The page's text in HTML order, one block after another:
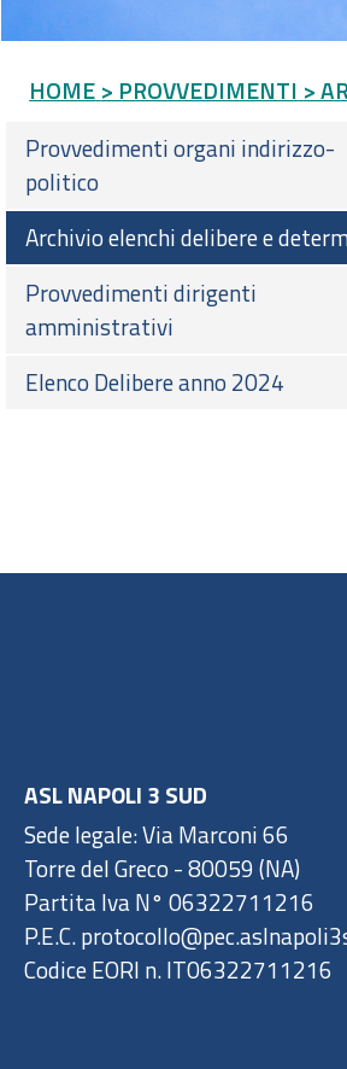
HOME > PROVVEDIMENTI >
Provvedimenti organi indirizzo-
politico
Archivio elenchi delibere e
Provvedimenti dirigenti
amministrativi
Elenco Delibere anno 2024
ASL NAPOLI 3 SUD
Sede legale: Via Marconi 66
Torre del Greco - 80059 (NA)
Partita Iva N° 06322711216
P.E.C.
Codice EORI n. IT06322711216